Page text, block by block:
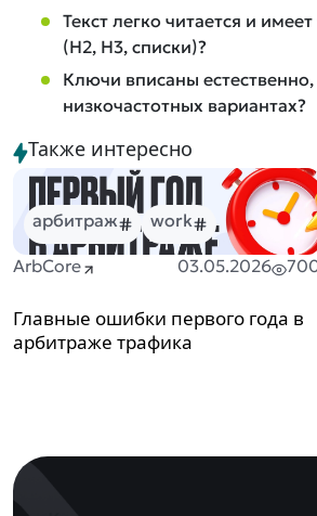
Текст легко читается и
(H2, H3, списки)?
Ключи вписаны
низкочастотных вариантах?
Также интересно
арбитраж work
ArbCore 03.05.2026
Главные ошибки первого года в
арбитраже трафика